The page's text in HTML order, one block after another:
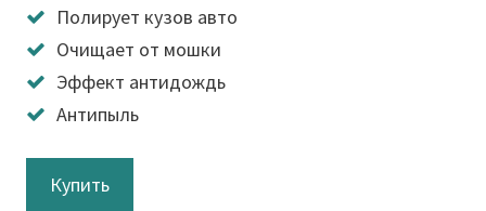
Полирует кузов авто
Очищает от мошки
Эффект антидождь
Антипыль
Купить